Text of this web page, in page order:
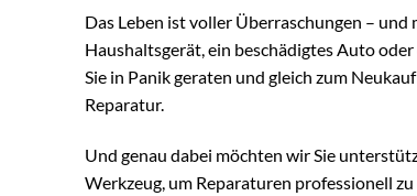
Das Leben ist voller Überraschungen –
Haushaltsgerät, ein beschädigtes Auto
Sie in Panik geraten und gleich zum
Reparatur.
Und genau dabei möchten wir Sie
Werkzeug, um Reparaturen professionell